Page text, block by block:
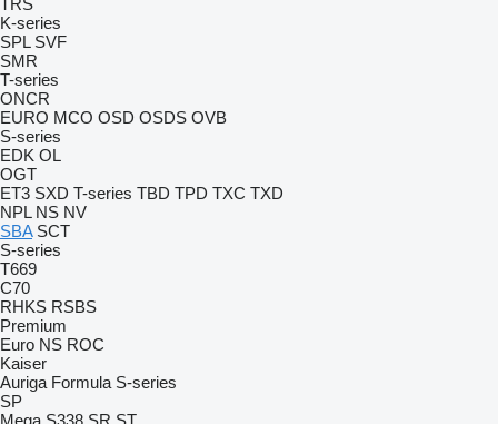
TRS
K-series
SPL SVF
SMR
T-series
ONCR
EURO MCO OSD OSDS OVB
S-series
EDK OL
OGT
ET3 SXD T-series TBD TPD TXC TXD
NPL NS NV
SBA SCT
S-series
T669
C70
RHKS RSBS
Premium
Euro NS ROC
Kaiser
Auriga Formula S-series
SP
Mega S338 SR ST